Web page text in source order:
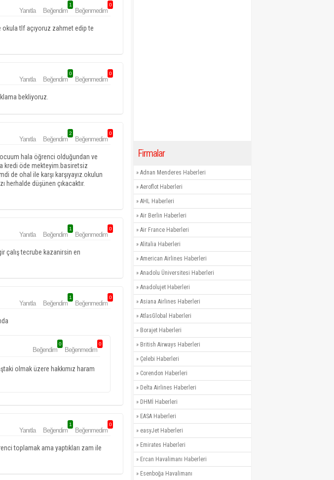
Yanıtla Beğendim
1
Beğenmedim
0
okula tlf açıyoruz zahmet edip te
Yanıtla Beğendim
0
Beğenmedim
0
bekliyoruz.
Yanıtla Beğendim
2
Beğenmedim
0
hala öğrenci olduğundan ve
kredi öde mekteyim.basiretsiz
de ohal ile karşı karşıyayız.okulun
herhalde düşünen çıkacaktır.
Yanıtla Beğendim
1
Beğenmedim
0
çalış tecrube kazanirsin en
Yanıtla Beğendim
1
Beğenmedim
0
Beğendim
0
Beğenmedim
0
olmak üzere hakkımız haram
Yanıtla Beğendim
1
Beğenmedim
0
toplamak ama yaptıkları zam ile
Firmalar
» Adnan Menderes Haberleri
» Aeroflot Haberleri
» AHL Haberleri
» Air Berlin Haberleri
» Air France Haberleri
» Alitalia Haberleri
» American Airlines Haberleri
» Anadolu Üniversitesi Haberleri
» Anadolujet Haberleri
» Asiana Airlines Haberleri
» AtlasGlobal Haberleri
» Borajet Haberleri
» British Airways Haberleri
» Çelebi Haberleri
» Corendon Haberleri
» Delta Airlines Haberleri
» DHMİ Haberleri
» EASA Haberleri
» easyJet Haberleri
» Emirates Haberleri
» Ercan Havalimanı Haberleri
» Esenboğa Havalimanı